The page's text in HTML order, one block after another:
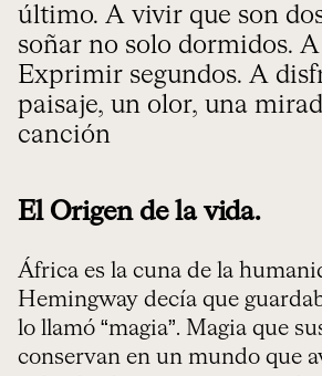
último. A vivir que son
soñar no solo dormidos. A
Exprimir segundos. A
paisaje, un olor, una
canción
El Origen de la vida.
África es la cuna de la
Hemingway decía que
lo llamó “magia”. Magia que
conservan en un mundo que